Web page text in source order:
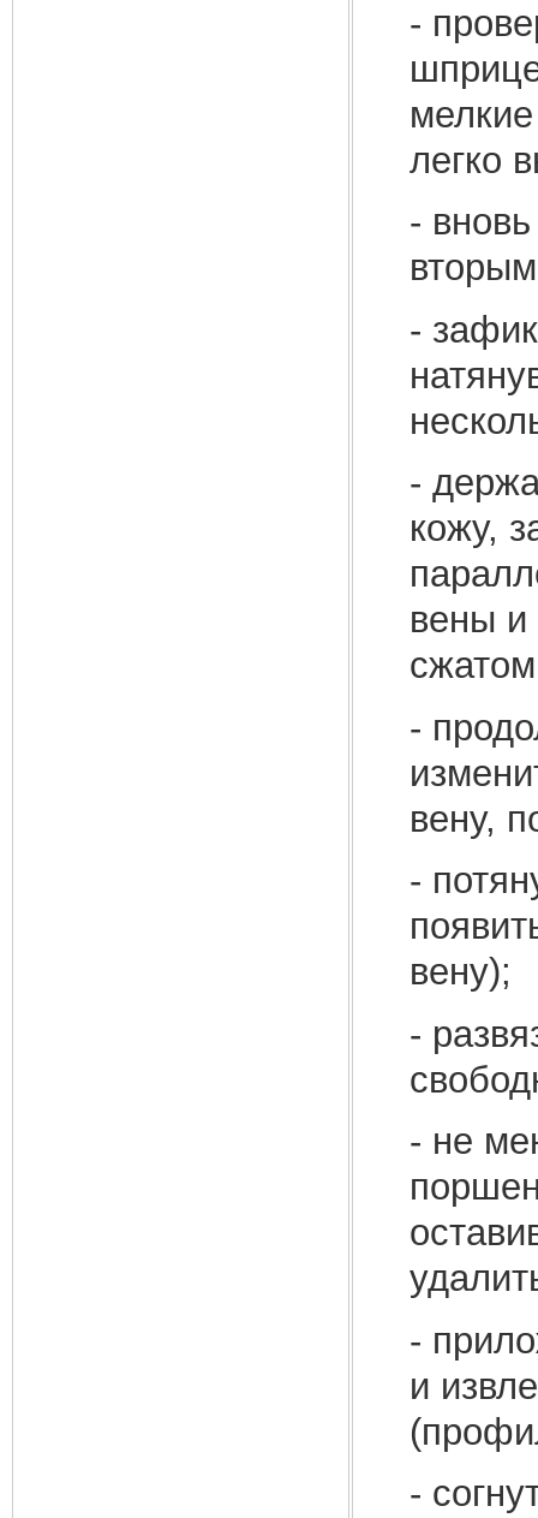
-
легко
-
-
-
кожу,
вены и
-
вену,
-
вену);
-
- не
-
и
-